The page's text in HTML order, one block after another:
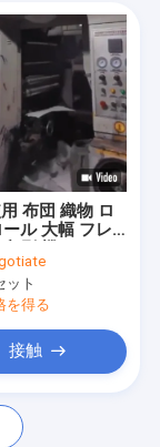
布団 織物 ロ
ル 大幅 フレ
ット
を得る
接触